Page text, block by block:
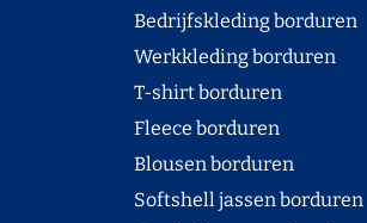
Bedrijfskleding borduren
Werkkleding borduren
T-shirt borduren
Fleece borduren
Blousen borduren
Softshell jassen borduren